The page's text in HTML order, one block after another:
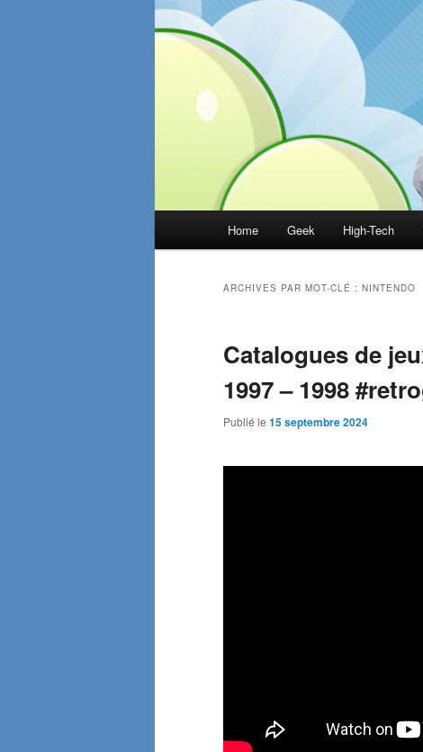
Home Geek High-Tech
ARCHIVES PAR MOT-CLÉ : NINTENDO
Catalogues de
1997 – 1998
Publié le 15 septembre 2024